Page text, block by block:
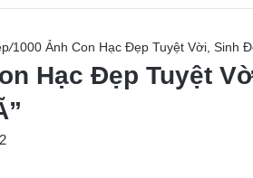
/1000 Ảnh Con Hạc Đẹp Tuyệt Vời, Sinh
Hạc Đẹp Tuyệt